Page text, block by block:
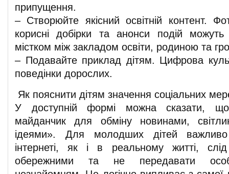
припущення.
– Створюйте якісний освітній контент.
корисні добірки та анонси подій
містком між закладом освіти, родиною та
– Подавайте приклад дітям. Цифрова
поведінки дорослих.
Як пояснити дітям значення соціальних
У доступній формі можна сказати, що
майданчик для обміну новинами,
ідеями». Для молодших дітей
інтернеті, як і в реальному житті,
обережними та не передавати